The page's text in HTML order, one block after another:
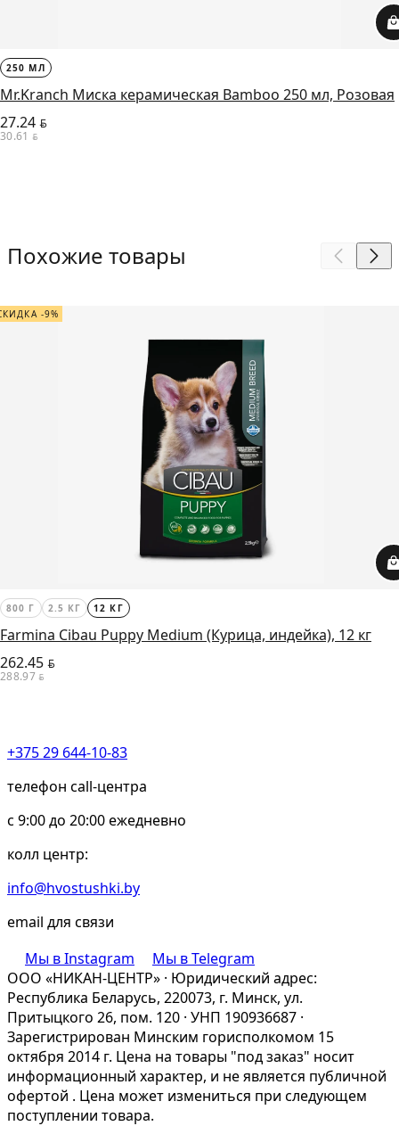
250 МЛ
Mr.Kranch Миска керамическая Bamboo 250 мл, Розовая
27.24 BYN
30.61 BYN
Похожие товары
-9%
800 Г 2.5 КГ 12 КГ
Farmina Cibau Puppy Medium (Курица, индейка), 12 кг
262.45 BYN
288.97 BYN
+375 29 644-10-83
телефон call-центра
c 9:00 до 20:00 ежедневно
колл центр:
info@hvostushki.by
email для связи
Мы в Instagram
Мы в Telegram
ООО «НИКАН-ЦЕНТР» · Юридический адрес:
Республика Беларусь, 220073, г. Минск, ул.
Притыцкого 26, пом. 120 · УНП 190936687 ·
Зарегистрирован Минским горисполкомом 15
октября 2014 г. Цена на товары "под заказ" носит
информационный характер, и не является публичной
офертой . Цена может измениться при следующем
поступлении товара.